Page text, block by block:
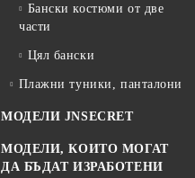
Бански костюми от две
части
Цял бански
Плажни туники, панталони
МОДЕЛИ JNSECRET
МОДЕЛИ, КОИТО МОГАТ
ДА БЪДАТ ИЗРАБОТЕНИ